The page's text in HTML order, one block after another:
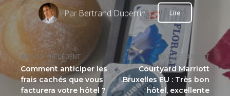
ARTICLE PRÉCÉDENT
Comment anticiper les
frais cachés que vous
facturera votre hôtel ?
ARTICLE SUIVANT
Courtyard Marriott
Bruxelles EU : Très bon
hôtel, excellente
Par Bertrand Duperrin Lire